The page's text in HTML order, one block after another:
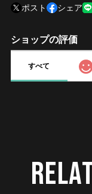
ポスト シェア
ショップの評価
すべて